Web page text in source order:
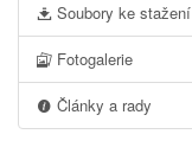
Soubory ke stažení
Fotogalerie
Články a rady